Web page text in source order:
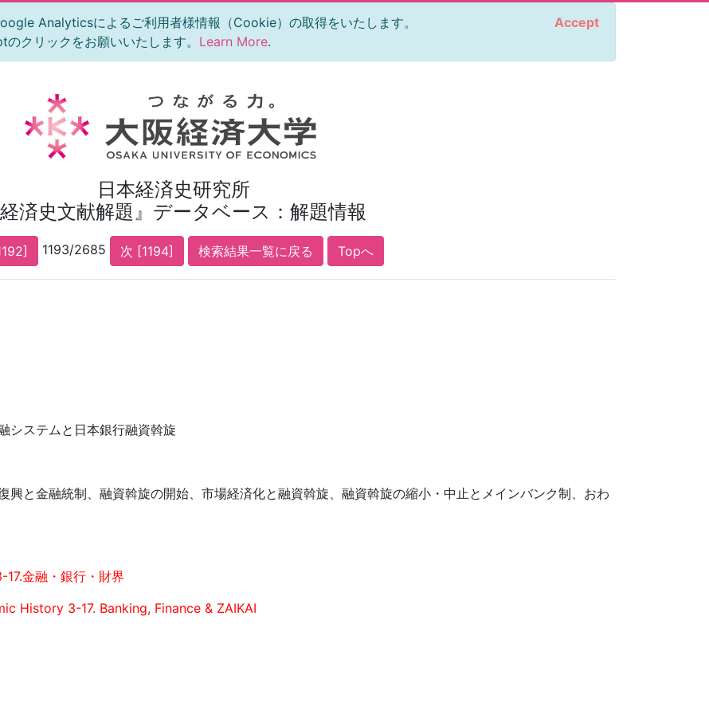
Analyticsによるご利用者様情報（Cookie）の取得をいたします。
クリックをお願いいたします。 Learn More.
Accept
日本経済史研究所
経済史文献解題』データベース：解題情報
1193/2685 次 [1194] 検索結果一覧に戻る Topへ
システムと日本銀行融資斡旋
興と金融統制、融資斡旋の開始、市場経済化と融資斡旋、融資斡旋の縮小・中止とメインバンク制、おわ
金融・銀行・財界
History 3-17. Banking, Finance & ZAIKAI